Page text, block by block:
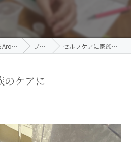
熊本のアロマスクールならAroma Terrace ブログ セルフケアに家族のケアに
のケアに